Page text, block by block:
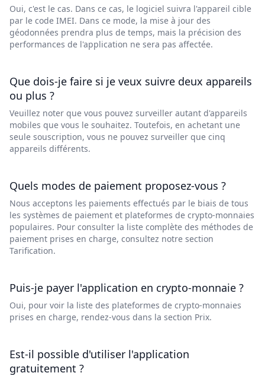
Oui, c'est le cas. Dans ce cas, le logiciel suivra l'appareil cible
par le code IMEI. Dans ce mode, la mise à jour des
géodonnées prendra plus de temps, mais la précision des
performances de l'application ne sera pas affectée.
Que dois-je faire si je veux suivre deux appareils
ou plus ?
Veuillez noter que vous pouvez surveiller autant d'appareils
mobiles que vous le souhaitez. Toutefois, en achetant une
seule souscription, vous ne pouvez surveiller que cinq
appareils différents.
Quels modes de paiement proposez-vous ?
Nous acceptons les paiements effectués par le biais de tous
les systèmes de paiement et plateformes de crypto-monnaies
populaires. Pour consulter la liste complète des méthodes de
paiement prises en charge, consultez notre section
Tarification.
Puis-je payer l'application en crypto-monnaie ?
Oui, pour voir la liste des plateformes de crypto-monnaies
prises en charge, rendez-vous dans la section Prix.
Est-il possible d'utiliser l'application
gratuitement ?